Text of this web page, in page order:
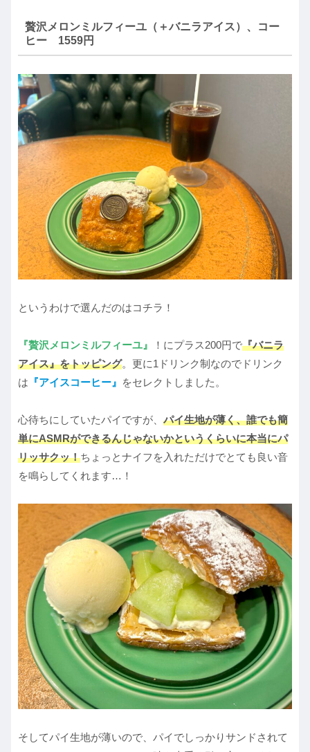
贅沢メロンミルフィーユ（＋バニラアイス）、コー
ヒー 1559円
というわけで選んだのはコチラ！
『贅沢メロンミルフィーユ』 ！にプラス200円で『バニラ
アイス』をトッピング。更に1ドリンク制なのでドリンク
は 『アイスコーヒー』 をセレクトしました。
心待ちにしていたパイですが、 パイ生地が薄く、誰でも簡
単にASMRができるんじゃないかというくらいに本当にパ
リッサクッ！ちょっとナイフを入れただけでとても良い音
を鳴らしてくれます…！
そしてパイ生地が薄いので、パイでしっかりサンドされて